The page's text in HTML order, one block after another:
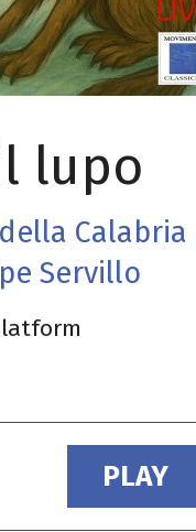
lupo
Calabria
Servillo
PLAY